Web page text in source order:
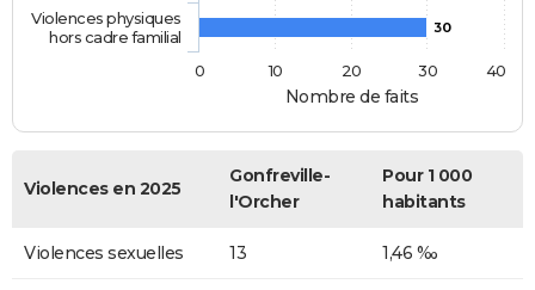
Nombre de faits
30
Violences physiques
hors cadre familial
0
10 20 30 40
Violences en 2025
Gonfreville-
l'Orcher
Pour 1 000
habitants
Violences sexuelles 13 1,46 ‰